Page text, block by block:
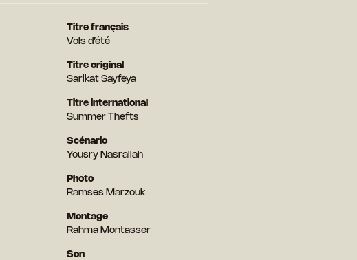
Titre français
Vols d’été
Titre original
Sarikat Sayfeya
Titre international
Summer Thefts
Scénario
Yousry Nasrallah
Photo
Ramses Marzouk
Montage
Rahma Montasser
Son